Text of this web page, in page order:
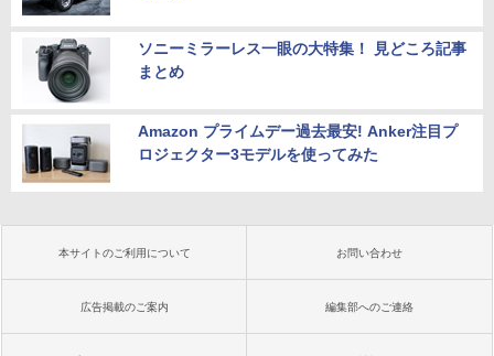
ソニーミラーレス一眼の大特集！ 見どころ記事
まとめ
Amazon プライムデー過去最安! Anker注目プ
ロジェクター3モデルを使ってみた
本サイトのご利用について お問い合わせ
広告掲載のご案内 編集部へのご連絡